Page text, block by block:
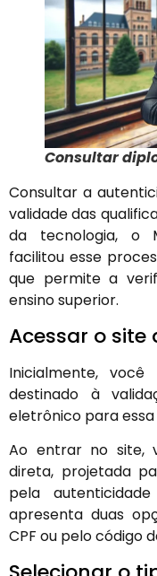
Consultar
Consultar a
validade das
da tecnologia, o
facilitou esse
que permite a
ensino superior.
Acessar o site
Inicialmente,
destinado à
eletrônico para
Ao entrar no site,
direta, projetada
pela
apresenta duas
CPF ou pelo código